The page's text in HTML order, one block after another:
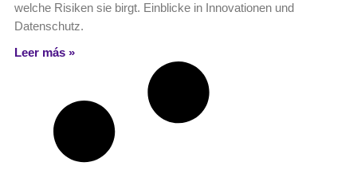
welche Risiken sie birgt. Einblicke in Innovationen und
Datenschutz.
Leer más »